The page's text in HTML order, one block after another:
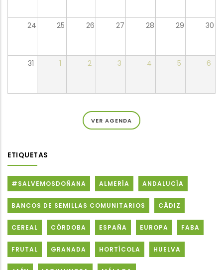
24 25 26 27 28 29 30
31 1 2 3 4 5 6
VER AGENDA
ETIQUETAS
#SALVEMOSDOÑANA ALMERÍA ANDALUCÍA
BANCOS DE SEMILLAS COMUNITARIOS CÁDIZ
CEREAL CÓRDOBA ESPAÑA EUROPA FABA
FRUTAL GRANADA HORTÍCOLA HUELVA